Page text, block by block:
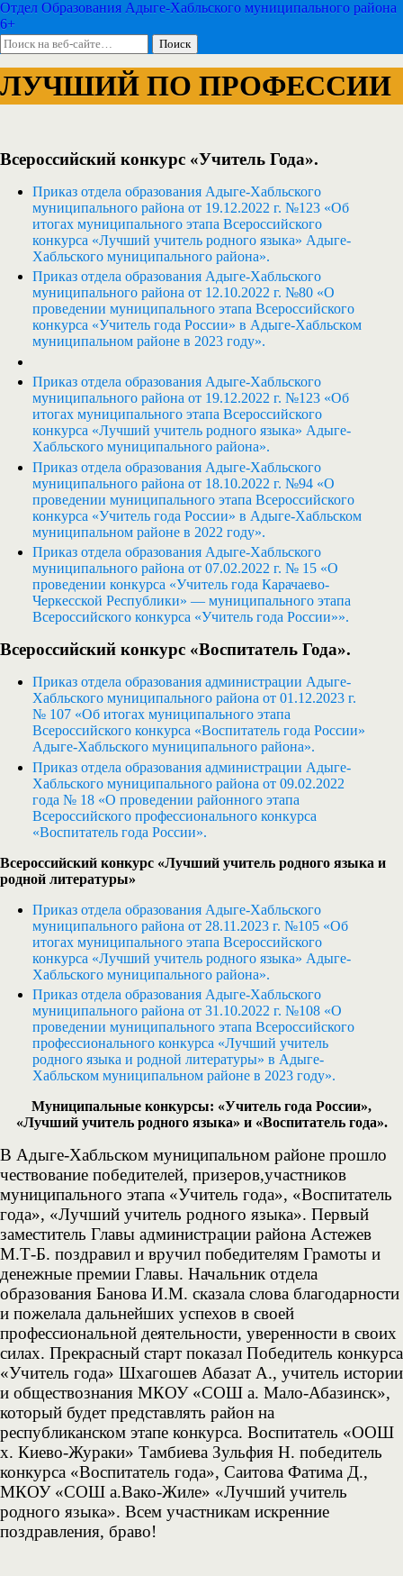
Отдел Образования Адыге-Хабльского муниципального района
6+
ЛУЧШИЙ ПО ПРОФЕССИИ
Всероссийский конкурс «Учитель Года».
Приказ отдела образования Адыге-Хабльского
муниципального района от 19.12.2022 г. №123 «Об
итогах муниципального этапа Всероссийского
конкурса «Лучший учитель родного языка» Адыге-
Хабльского муниципального района».
Приказ отдела образования Адыге-Хабльского
муниципального района от 12.10.2022 г. №80 «О
проведении муниципального этапа Всероссийского
конкурса «Учитель года России» в Адыге-Хабльском
муниципальном районе в 2023 году».
Приказ отдела образования Адыге-Хабльского
муниципального района от 19.12.2022 г. №123 «Об
итогах муниципального этапа Всероссийского
конкурса «Лучший учитель родного языка» Адыге-
Хабльского муниципального района».
Приказ отдела образования Адыге-Хабльского
муниципального района от 18.10.2022 г. №94 «О
проведении муниципального этапа Всероссийского
конкурса «Учитель года России» в Адыге-Хабльском
муниципальном районе в 2022 году».
Приказ отдела образования Адыге-Хабльского
муниципального района от 07.02.2022 г. № 15 «О
проведении конкурса «Учитель года Карачаево-
Черкесской Республики» — муниципального этапа
Всероссийского конкурса «Учитель года России»».
Всероссийский конкурс «Воспитатель Года».
Приказ отдела образования администрации Адыге-
Хабльского муниципального района от 01.12.2023 г.
№ 107 «Об итогах муниципального этапа
Всероссийского конкурса «Воспитатель года России»
Адыге-Хабльского муниципального района».
Приказ отдела образования администрации Адыге-
Хабльского муниципального района от 09.02.2022
года № 18 «О проведении районного этапа
Всероссийского профессионального конкурса
«Воспитатель года России».
Всероссийский конкурс «Лучший учитель родного языка и
родной литературы»
Приказ отдела образования Адыге-Хабльского
муниципального района от 28.11.2023 г. №105 «Об
итогах муниципального этапа Всероссийского
конкурса «Лучший учитель родного языка» Адыге-
Хабльского муниципального района».
Приказ отдела образования Адыге-Хабльского
муниципального района от 31.10.2022 г. №108 «О
проведении муниципального этапа Всероссийского
профессионального конкурса «Лучший учитель
родного языка и родной литературы» в Адыге-
Хабльском муниципальном районе в 2023 году».
Муниципальные конкурсы: «Учитель года России»,
«Лучший учитель родного языка» и «Воспитатель года».
В Адыге-Хабльском муниципальном районе прошло
чествование победителей, призеров,участников
муниципального этапа «Учитель года», «Воспитатель
года», «Лучший учитель родного языка». Первый
заместитель Главы администрации района Астежев
М.Т-Б. поздравил и вручил победителям Грамоты и
денежные премии Главы. Начальник отдела
образования Банова И.М. сказала слова благодарности
и пожелала дальнейших успехов в своей
профессиональной деятельности, уверенности в своих
силах. Прекрасный старт показал Победитель конкурса
«Учитель года» Шхагошев Абазат А., учитель истории
и обществознания МКОУ «СОШ а. Мало-Абазинск»,
который будет представлять район на
республиканском этапе конкурса. Воспитатель «ООШ
х. Киево-Жураки» Тамбиева Зульфия Н. победитель
конкурса «Воспитатель года», Саитова Фатима Д.,
МКОУ «СОШ а.Вако-Жиле» «Лучший учитель
родного языка». Всем участникам искренние
поздравления, браво!